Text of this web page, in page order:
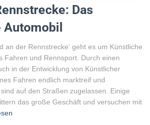
Das
an der Rennstrecke‘ geht es um Künstliche
Fahren und Rennsport. Durch einen
in der Entwicklung von Künstlicher
Fahren endlich marktreif und
auf den Straßen zugelassen. Einige
das große Geschäft und versuchen mit